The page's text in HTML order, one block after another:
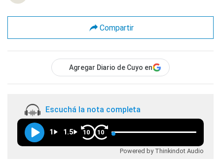
Compartir
Agregar Diario de Cuyo en
Escuchá la nota completa
1 1.5 10 10
Powered by Thinkindot Audio